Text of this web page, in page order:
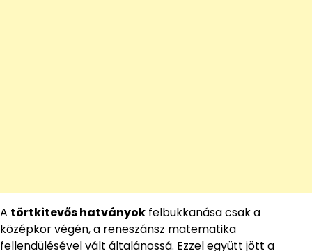
A törtkitevős hatványok felbukkanása csak a
középkor végén, a reneszánsz matematika
fellendülésével vált általánossá. Ezzel együtt jött a